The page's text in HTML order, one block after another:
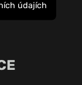
údajích